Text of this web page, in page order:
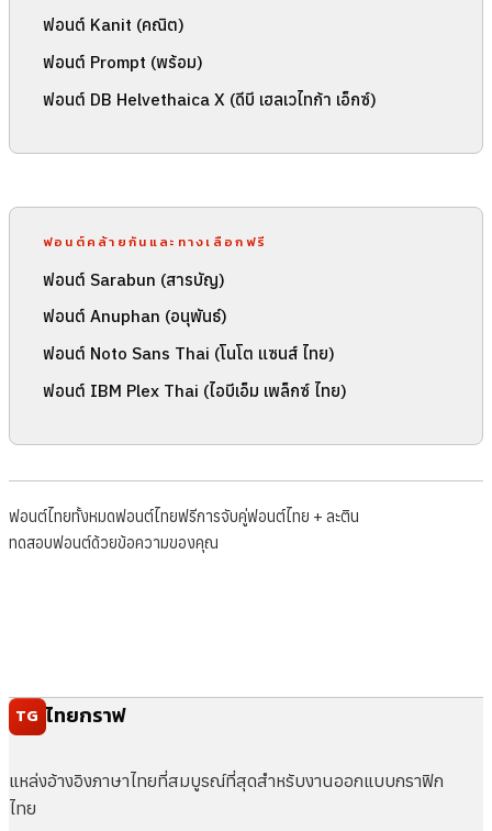
ฟอนต์ Kanit (คณิต)
ฟอนต์ Prompt (พร้อม)
ฟอนต์ DB Helvethaica X (ดีบี เฮลเวไทก้า เอ็กซ์)
ฟอนต์คล้ายกันและทางเลือกฟรี
ฟอนต์ Sarabun (สารบัญ)
ฟอนต์ Anuphan (อนุพันธ์)
ฟอนต์ Noto Sans Thai (โนโต แซนส์ ไทย)
ฟอนต์ IBM Plex Thai (ไอบีเอ็ม เพล็กซ์ ไทย)
ฟอนต์ไทยทั้งหมดฟอนต์ไทยฟรีการจับคู่ฟอนต์ไทย + ละติน
ทดสอบฟอนต์ด้วยข้อความของคุณ
TG ไทยกราฟ
แหล่งอ้างอิงภาษาไทยที่สมบูรณ์ที่สุดสำหรับงานออกแบบกราฟิก
ไทย